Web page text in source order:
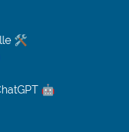
🛠
🤖